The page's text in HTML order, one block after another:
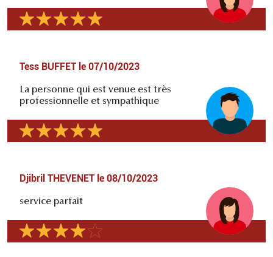
Tess BUFFET le 07/10/2023
La personne qui est venue est très
professionnelle et sympathique
Djibril THEVENET le 08/10/2023
service parfait